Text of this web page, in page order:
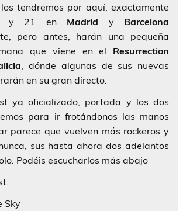
tendremos por aquí, exactamente
y 21 en Madrid y Barcelona
pero antes, harán una pequeña
que viene en el Resurrection
, dónde algunas de sus nuevas
en su gran directo.
ya oficializado, portada y los dos
para ir frotándonos las manos
parece que vuelven más rockeros y
sus hasta ahora dos adelantos
Podéis escucharlos más abajo
Sky